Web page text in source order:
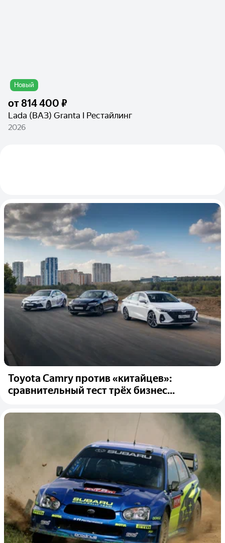
Новый
от814 400 ₽
Lada (ВАЗ) Granta I Рестайлинг
2026
Toyota Camry против «китайцев»:
сравнительный тест трёх бизнес...